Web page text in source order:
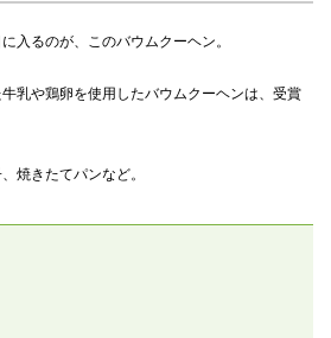
入るのが、このバウムクーヘン。
乳や鶏卵を使用したバウムクーヘンは、受賞
焼きたてパンなど。